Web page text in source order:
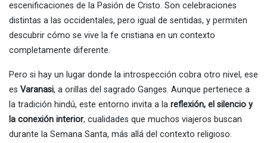
escenificaciones de la Pasión de Cristo. Son celebraciones
distintas a las occidentales, pero igual de sentidas, y permiten
descubrir cómo se vive la fe cristiana en un contexto
completamente diferente.
Pero si hay un lugar donde la introspección cobra otro nivel, ese
es Varanasi, a orillas del sagrado Ganges. Aunque pertenece a
la tradición hindú, este entorno invita a la reflexión, el silencio y
la conexión interior, cualidades que muchos viajeros buscan
durante la Semana Santa, más allá del contexto religioso.